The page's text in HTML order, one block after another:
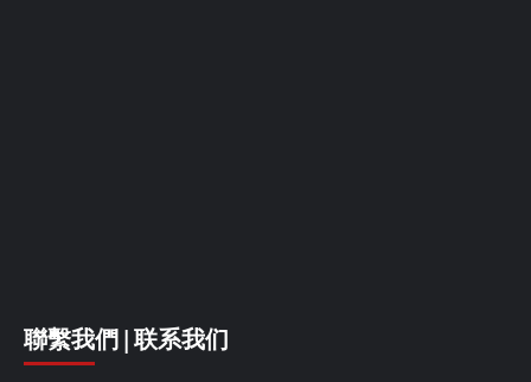
聯繫我們 | 联系我们